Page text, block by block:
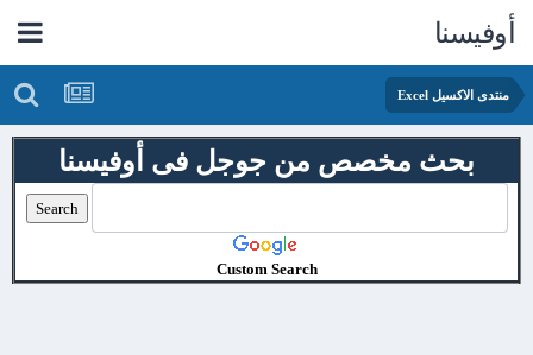
أوفيسنا
منتدى الاكسيل Excel
بحث مخصص من جوجل فى أوفيسنا
Custom Search